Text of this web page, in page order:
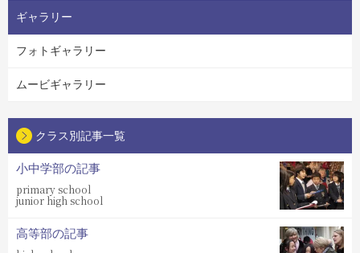
ギャラリー
フォトギャラリー
ムービギャラリー
クラス別記事一覧
小中学部の記事
primary school
junior high school
高等部の記事